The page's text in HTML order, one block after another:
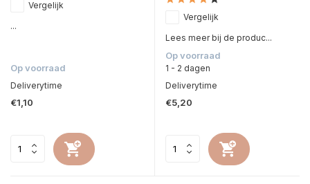
Vergelijk
...
Op voorraad
Deliverytime
€1,10
Vergelijk
Lees meer bij de produc...
Op voorraad
1 - 2 dagen
Deliverytime
€5,20